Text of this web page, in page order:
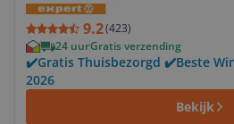
9.2(423)
24 uurGratis verzending
✔️Gratis Thuisbezorgd ✔️Beste
2026
Bekijk